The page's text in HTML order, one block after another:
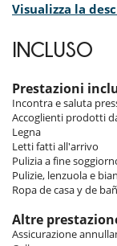
Room. This bedroom
Room 2
Room. This bedroom
Room 3
Room. This
shower. This
Indoors
The Penthouse is
mountain charm.
fireplace, is the ideal
Visualizza la
INCLUSO
Prestazioni
Incontra e saluta
Accoglienti prodotti
Legna
Letti fatti all'arrivo
Pulizia a fine
Pulizie, lenzuola e
Ropa de casa y de
Altre
Assicurazione